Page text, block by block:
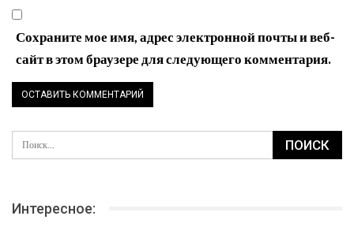
Сохраните мое имя, адрес электронной почты и веб-
сайт в этом браузере для следующего комментария.
Интересное: